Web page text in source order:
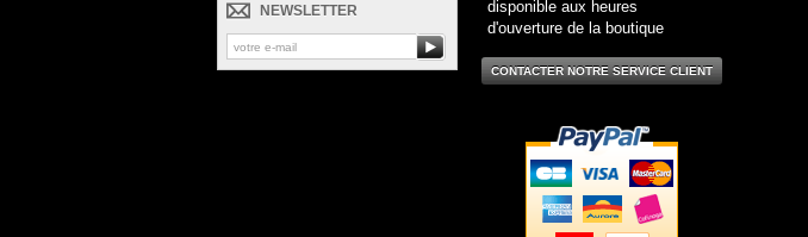
NEWSLETTER
disponible aux heures
d'ouverture de la boutique
CONTACTER NOTRE SERVICE CLIENT